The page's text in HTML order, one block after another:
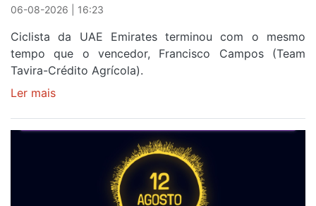
06-08-2026 | 16:23
Ciclista da UAE Emirates terminou com o mesmo
tempo que o vencedor, Francisco Campos (Team
Tavira-Crédito Agrícola).
Ler mais
Oliveira